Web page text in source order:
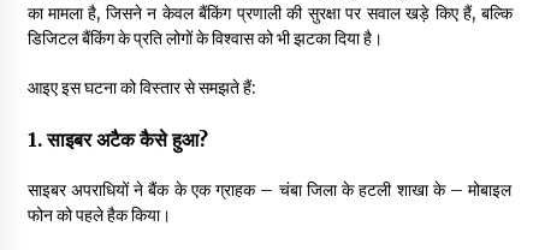
चौपाल विधायक पर BDC सदस्य राजेश रढाइक का तीखा हमला, मांगा
08/08/2026
हमीरपुर के बड़सर में मनाया जाएगा राज्यस्तरीय स्वतंत्रता दिवस समारोह, CM
07/08/2026
का मामला है, जिसने न केवल बैंकिंग प्रणाली की सुरक्षा पर सवाल खड़े किए हैं, बल्कि
डिजिटल बैंकिंग के प्रति लोगों के विश्वास को भी झटका दिया है।
आइए इस घटना को विस्तार से समझते हैं:
1. साइबर अटैक कैसे हुआ?
साइबर अपराधियों ने बैंक के एक ग्राहक – चंबा जिला के हटली शाखा के – मोबाइल
फोन को पहले हैक किया।